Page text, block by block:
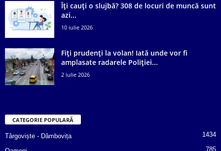
Îți cauți o slujbă? 308 de locuri de muncă sunt
azi...
10 iulie 2026
Fiți prudenți la volan! Iată unde vor fi
amplasate radarele Poliției...
2 iulie 2026
CATEGORIE POPULARĂ
Târgoviște - Dâmbovița 1434
785